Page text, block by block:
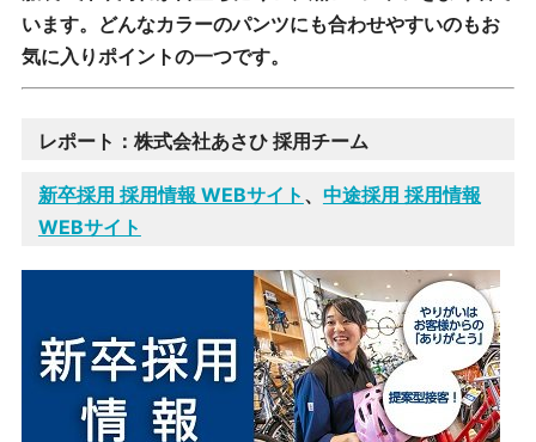
います。どんなカラーのパンツにも合わせやすいのもお
気に入りポイントの一つです。
レポート：株式会社あさひ 採用チーム
新卒採用 採用情報 WEBサイト 、 中途採用 採用情報
WEBサイト